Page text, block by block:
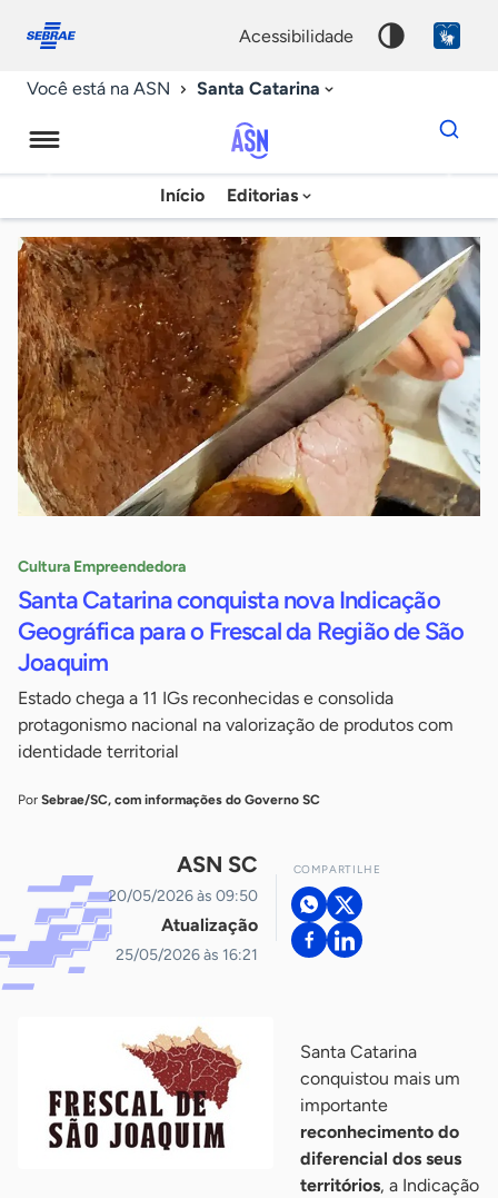
conosco
acessibilidade
Você está na ASN Santa Catarina
Agência
Sebrae
de
Notícias
Início Editorias
Dados
para
chave
Cultura Empreendedora
Santa Catarina conquista nova Indicação
Geográfica para o Frescal da Região de São
Joaquim
Estado chega a 11 IGs reconhecidas e consolida
protagonismo nacional na valorização de produtos com
identidade territorial
Por Sebrae/SC, com informações do Governo SC
ASN SC
20/05/2026 às 09:50
Atualização
25/05/2026 às 16:21
COMPARTILHE
Santa Catarina
conquistou mais um
importante
reconhecimento do
diferencial dos seus
territórios, a Indicação